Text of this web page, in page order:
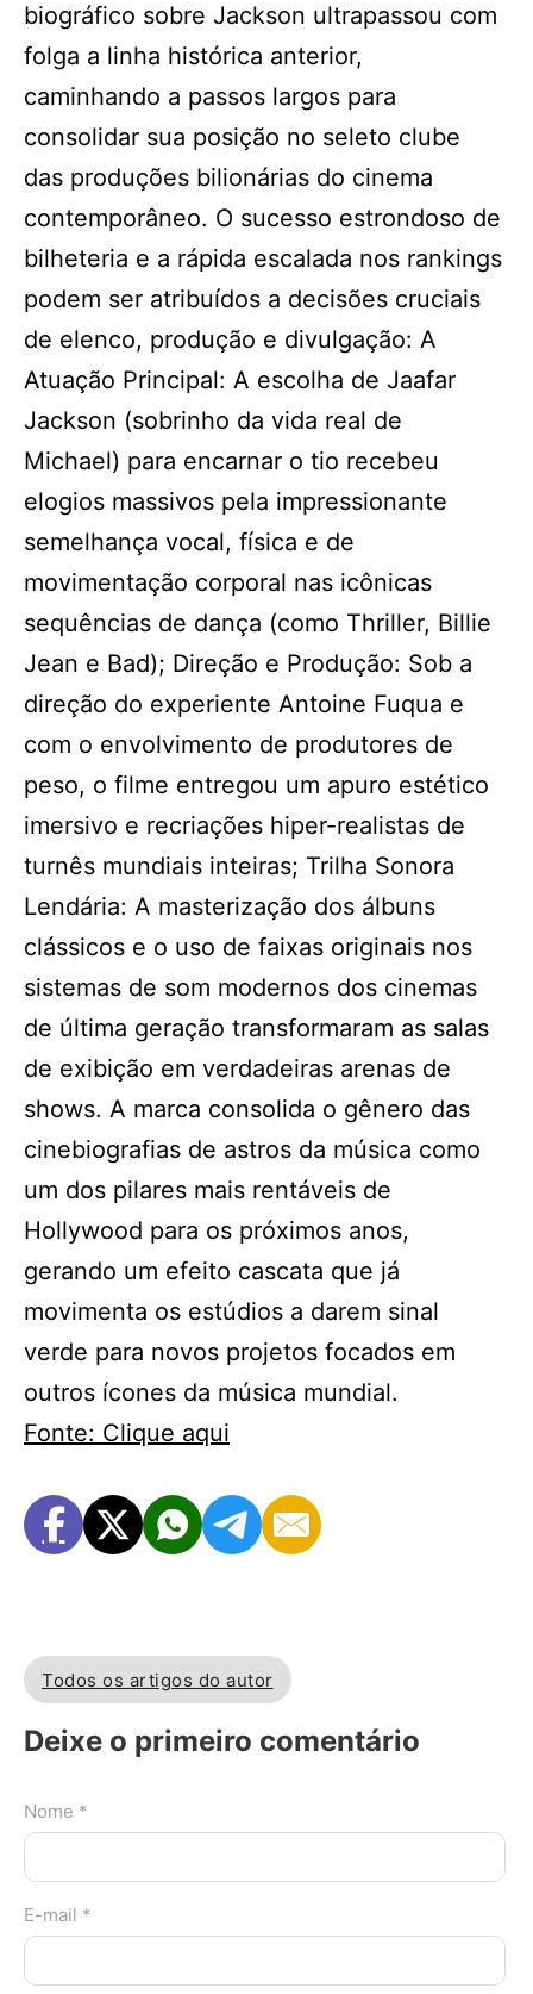
biográfico sobre Jackson ultrapassou com
folga a linha histórica anterior,
caminhando a passos largos para
consolidar sua posição no seleto clube
das produções bilionárias do cinema
contemporâneo. O sucesso estrondoso de
bilheteria e a rápida escalada nos rankings
podem ser atribuídos a decisões cruciais
de elenco, produção e divulgação: A
Atuação Principal: A escolha de Jaafar
Jackson (sobrinho da vida real de
Michael) para encarnar o tio recebeu
elogios massivos pela impressionante
semelhança vocal, física e de
movimentação corporal nas icônicas
sequências de dança (como Thriller, Billie
Jean e Bad); Direção e Produção: Sob a
direção do experiente Antoine Fuqua e
com o envolvimento de produtores de
peso, o filme entregou um apuro estético
imersivo e recriações hiper-realistas de
turnês mundiais inteiras; Trilha Sonora
Lendária: A masterização dos álbuns
clássicos e o uso de faixas originais nos
sistemas de som modernos dos cinemas
de última geração transformaram as salas
de exibição em verdadeiras arenas de
shows. A marca consolida o gênero das
cinebiografias de astros da música como
um dos pilares mais rentáveis de
Hollywood para os próximos anos,
gerando um efeito cascata que já
movimenta os estúdios a darem sinal
verde para novos projetos focados em
outros ícones da música mundial.
Fonte: Clique aqui
Todos os artigos do autor
Deixe o primeiro comentário
Nome *
E-mail *